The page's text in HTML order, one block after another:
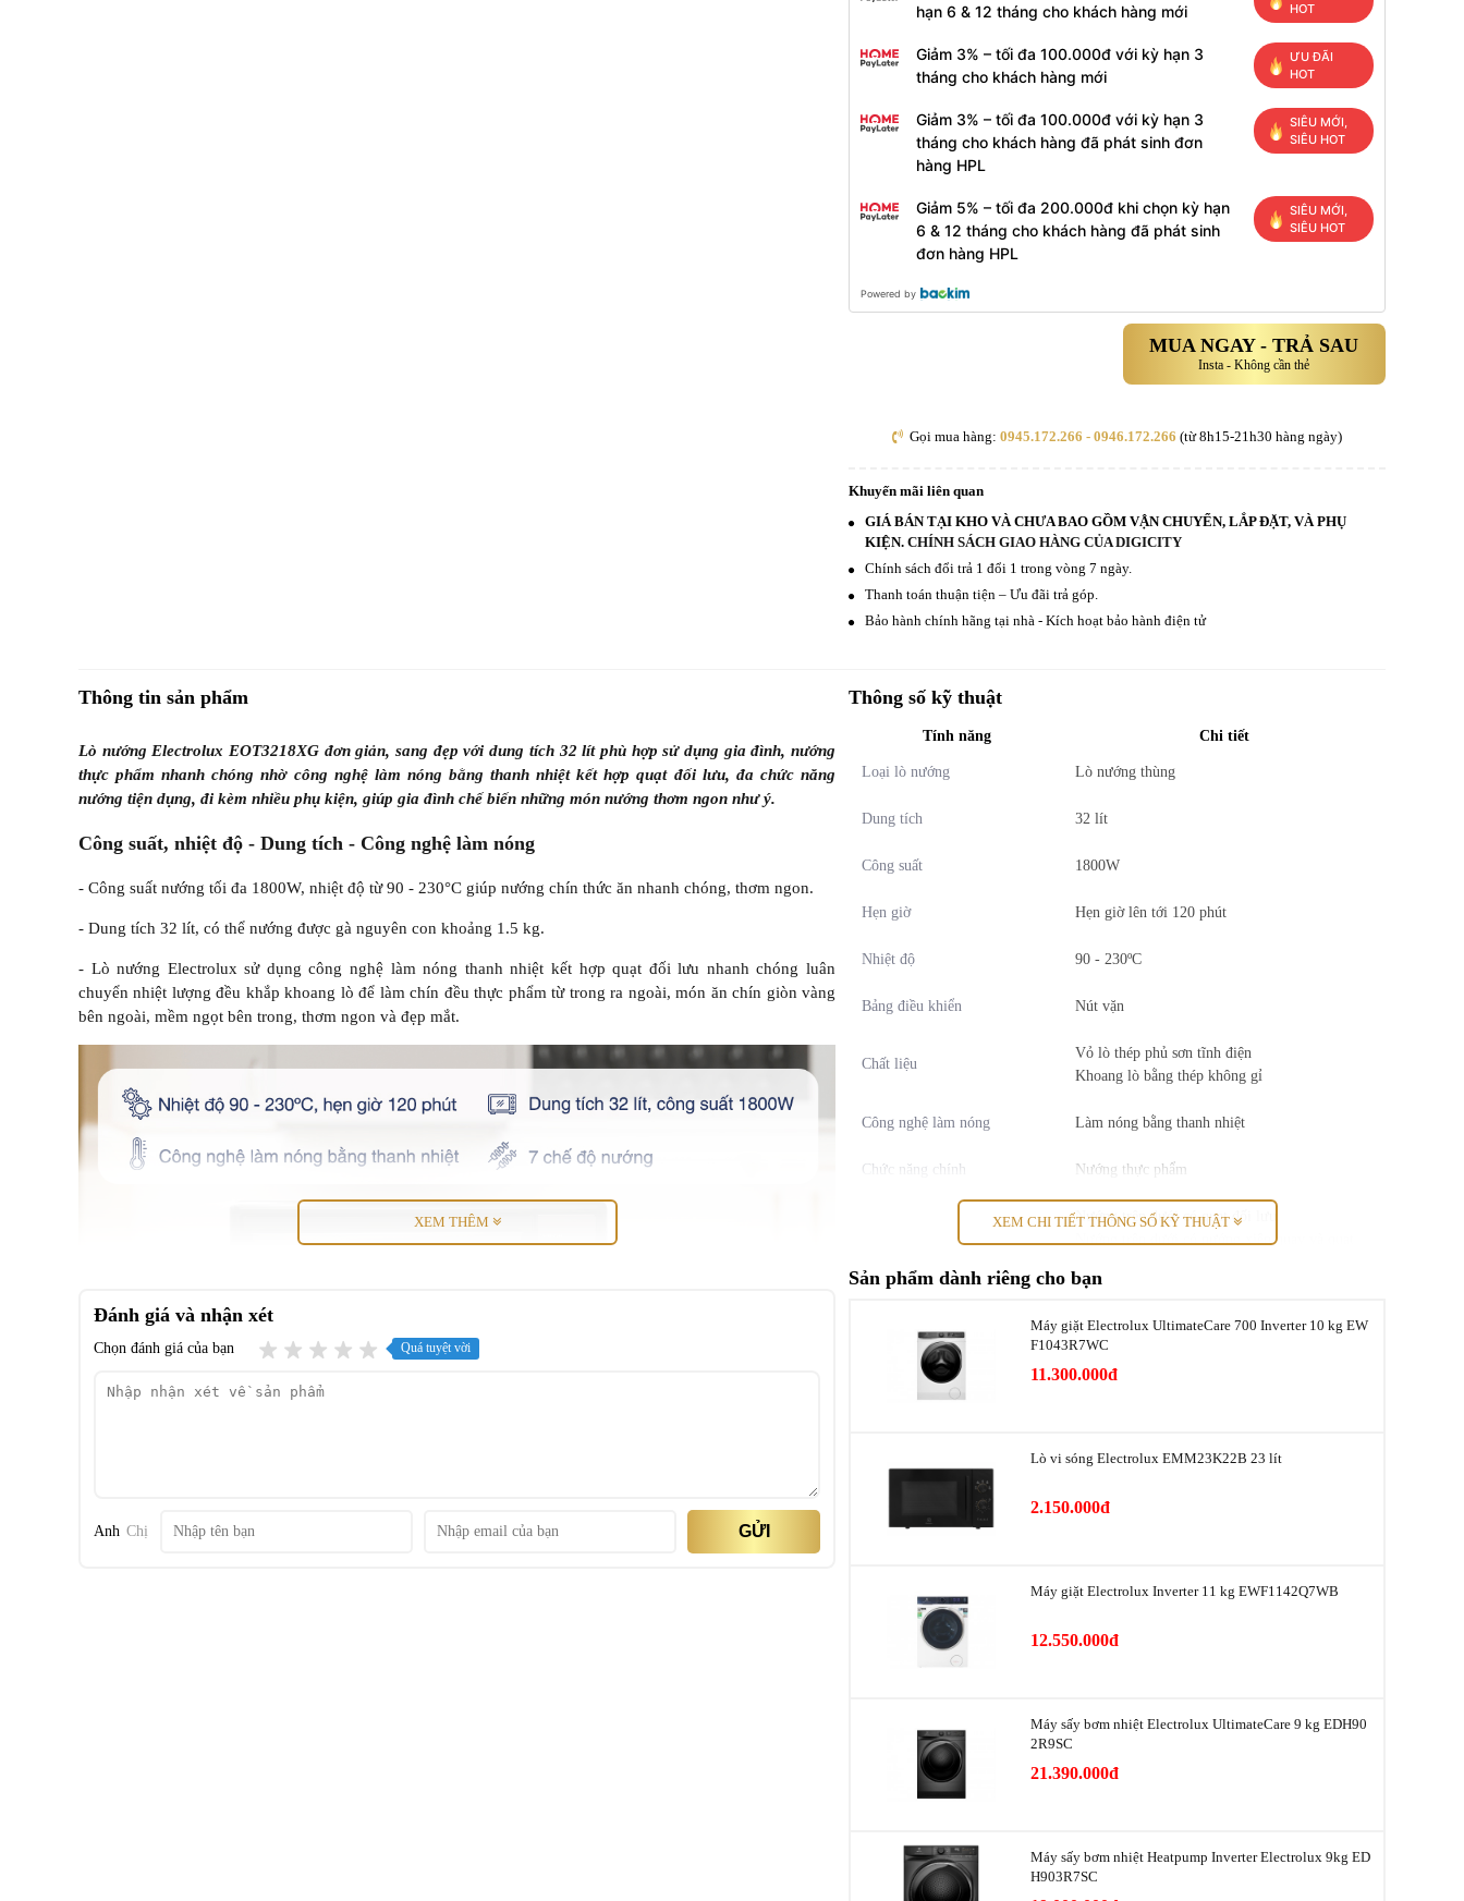
hạn 6 & 12 tháng cho khách hàng mới
HOT
Giảm 3% – tối đa 100.000đ với kỳ hạn 3
tháng cho khách hàng mới
ƯU ĐÃI
HOT
Giảm 3% – tối đa 100.000đ với kỳ hạn 3
tháng cho khách hàng đã phát sinh đơn
hàng HPL
SIÊU MỚI,
SIÊU HOT
Giảm 5% – tối đa 200.000đ khi chọn kỳ hạn
6 & 12 tháng cho khách hàng đã phát sinh
đơn hàng HPL
SIÊU MỚI,
SIÊU HOT
Powered by
MUA NGAY - TRẢ SAU
Insta - Không cần thẻ
Gọi mua hàng: 0945.172.266 - 0946.172.266 (từ 8h15-21h30 hàng ngày)
Khuyến mãi liên quan
GIÁ BÁN TẠI KHO VÀ CHƯA BAO GỒM VẬN CHUYỂN, LẮP ĐẶT, VÀ PHỤ
KIỆN. CHÍNH SÁCH GIAO HÀNG CỦA DIGICITY
Chính sách đổi trả 1 đổi 1 trong vòng 7 ngày.
Thanh toán thuận tiện – Ưu đãi trả góp.
Bảo hành chính hãng tại nhà - Kích hoạt bảo hành điện tử
Thông tin sản phẩm
Lò nướng Electrolux EOT3218XG đơn giản, sang đẹp với dung tích 32 lít phù hợp sử dụng gia đình, nướng
thực phẩm nhanh chóng nhờ công nghệ làm nóng bằng thanh nhiệt kết hợp quạt đối lưu, đa chức năng
nướng tiện dụng, đi kèm nhiều phụ kiện, giúp gia đình chế biến những món nướng thơm ngon như ý.
Công suất, nhiệt độ - Dung tích - Công nghệ làm nóng
- Công suất nướng tối đa 1800W, nhiệt độ từ 90 - 230°C giúp nướng chín thức ăn nhanh chóng, thơm ngon.
- Dung tích 32 lít, có thể nướng được gà nguyên con khoảng 1.5 kg.
- Lò nướng Electrolux sử dụng công nghệ làm nóng thanh nhiệt kết hợp quạt đối lưu nhanh chóng luân
chuyển nhiệt lượng đều khắp khoang lò để làm chín đều thực phẩm từ trong ra ngoài, món ăn chín giòn vàng
bên ngoài, mềm ngọt bên trong, thơm ngon và đẹp mắt.
- Vỏ bằng thép phủ sơn tĩnh điện cứng cáp, sáng bóng, chống han gỉ, dễ lau chùi duy trì màu sắc và tính thẩm
XEM THÊM
Đánh giá và nhận xét
Chọn đánh giá của bạn Quá tuyệt vời
Anh Chị GỬI
Thông số kỹ thuật
Tính năng Chi tiết
Loại lò nướng Lò nướng thùng
Dung tích 32 lít
Công suất 1800W
Hẹn giờ Hẹn giờ lên tới 120 phút
Nhiệt độ 90 - 230ºC
Bảng điều khiển Nút vặn
Chất liệu
Vỏ lò thép phủ sơn tĩnh điện
Khoang lò bằng thép không gỉ
Công nghệ làm nóng Làm nóng bằng thanh nhiệt
Chức năng chính Nướng thực phẩm
Chế độ nướng
Nướng trên dưới có quạt đối lưu
Nướng trên dưới có nướng xiên quay và quạt
Nướng trên có xiên quay
Nướng thanh nhiệt trên dưới
Nướng thanh nhiệt dưới
Chức năng lên men
Nướng xiên quay
Báo hiệu bằng âm thanh khi hoàn thành quá
Kích thước, khối lượng
Nặng 11.22 kg
Thuỵ Điển
Sản xuất tại Trung Quốc
Electrolux
XEM CHI TIẾT THÔNG SỐ KỸ THUẬT
Sản phẩm dành riêng cho bạn
Máy giặt Electrolux UltimateCare 700 Inverter 10 kg EW
F1043R7WC
11.300.000đ
Lò vi sóng Electrolux EMM23K22B 23 lít
2.150.000đ
Máy giặt Electrolux Inverter 11 kg EWF1142Q7WB
12.550.000đ
Máy sấy bơm nhiệt Electrolux UltimateCare 9 kg EDH90
2R9SC
21.390.000đ
Máy sấy bơm nhiệt Heatpump Inverter Electrolux 9kg ED
H903R7SC